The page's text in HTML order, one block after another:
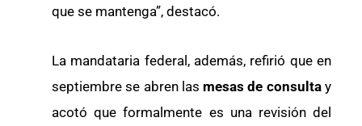
que se mantenga”, destacó.
La mandataria federal, además, refirió que en
septiembre se abren las mesas de consultay
acotó que formalmente es una revisión del